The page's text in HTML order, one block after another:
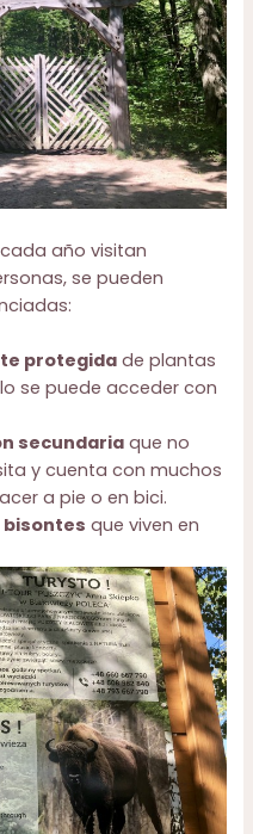
año visitan
se pueden
protegida de plantas
se puede acceder con
secundariaque no
y cuenta con muchos
a pie o en bici.
bisontes que viven en